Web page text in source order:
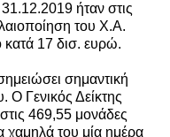
31.12.2019 ήταν στις
του Χ.Α.
17 δισ. ευρώ.
σημαντική
Γενικός Δείκτης
469,55 μονάδες
χαμηλά του μία ημέρα